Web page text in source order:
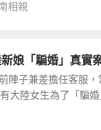
相親
娘「騙婚」真實
陣子兼差擔任客服
大陸女生為了「騙